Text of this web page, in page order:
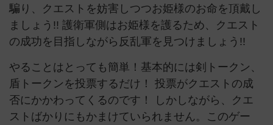
騙り、クエストを妨害しつつお姫様のお命を頂戴し
ましょう!! 護衛軍側はお姫様を護るため、クエスト
の成功を目指しながら反乱軍を見つけましょう!!
やることはとっても簡単！基本的には剣トークン、
盾トークンを投票するだけ！ 投票がクエストの成
否にかかわってくるのです！ しかしながら、クエ
ストばかりにもかまけていられません。このゲー